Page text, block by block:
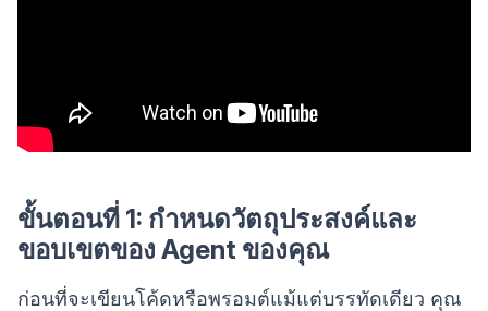
ขั้นตอนที่ 1: กำหนดวัตถุประสงค์และ
ขอบเขตของ Agent ของคุณ
ก่อนที่จะเขียนโค้ดหรือพรอมต์แม้แต่บรรทัดเดียว คุณ